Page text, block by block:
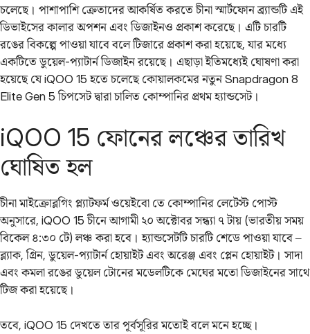
চলেছে। পাশাপাশি ক্রেতাদের আকর্ষিত করতে চীনা স্মার্টফোন ব্র্যান্ডটি এই
ডিভাইসের কালার অপশন এবং ডিজাইনও প্রকাশ করেছে। এটি চারটি
রঙের বিকল্পে পাওয়া যাবে বলে টিজারে প্রকাশ করা হয়েছে, যার মধ্যে
একটিতে ডুয়েল-প্যাটার্ন ডিজাইন রয়েছে। এছাড়া ইতিমধ্যেই ঘোষণা করা
হয়েছে যে iQOO 15 হতে চলেছে কোয়ালকমের নতুন Snapdragon 8
Elite Gen 5 চিপসেট দ্বারা চালিত কোম্পানির প্রথম হ্যান্ডসেট।
iQOO 15 ফোনের লঞ্চের তারিখ
ঘোষিত হল
চীনা মাইক্রোব্লগিং প্ল্যাটফর্ম ওয়েইবো তে কোম্পানির লেটেস্ট পোস্ট
অনুসারে, iQOO 15 চীনে আগামী ২০ অক্টোবর সন্ধ্যা ৭ টায় (ভারতীয় সময়
বিকেল ৪:৩০ টে) লঞ্চ করা হবে। হ্যান্ডসেটটি চারটি শেডে পাওয়া যাবে –
ব্ল্যাক, গ্রিন, ডুয়েল-প্যাটার্ন হোয়াইট এবং অরেঞ্জ এবং প্লেন হোয়াইট। সাদা
এবং কমলা রঙের ডুয়েল টোনের মডেলটিকে মেঘের মতো ডিজাইনের সাথে
টিজ করা হয়েছে।
তবে, iQOO 15 দেখতে তার পূর্বসূরির মতোই বলে মনে হচ্ছে।